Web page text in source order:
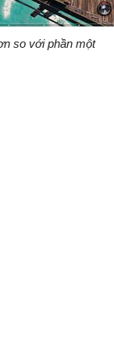
so với phần một